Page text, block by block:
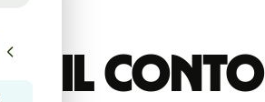
Il conto